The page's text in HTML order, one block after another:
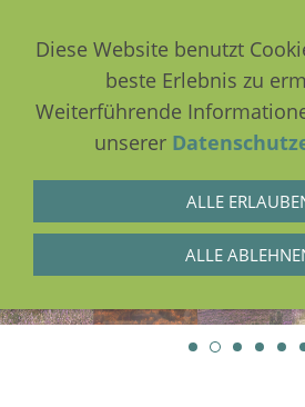
NAVIGATION EINBLENDEN
Diese Website benutzt
beste Erlebnis zu
Weiterführende
unserer
ALLE
ALLE